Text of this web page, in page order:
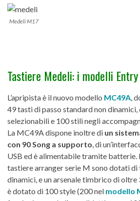
Medeli M17
Tastiere Medeli: i modelli
L’apripista è il nuovo modello MC49A,
49 tasti di passo standard non
selezionabili e 100 stili negli
La MC49A dispone inoltre di un
con 90 Song a supporto, di
USB ed è alimentabile tramite batterie.
tastiere arranger serie M sono dotati
dinamici, e un arsenale timbrico di oltre
è dotato di 100 style (200 nel modello